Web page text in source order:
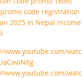
code registration
2025 in Nepal
www.youtube.com/
www.youtube.com/